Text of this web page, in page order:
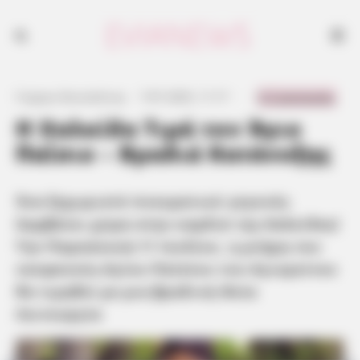
Η Χαλκίδα Τιμά τον Άγιο
Παΐσιο – Βραδιά Κατάνυξης
Ένα ξεχωριστό πνευματικό γεγονός
λαμβάνει χώρα στην καρδιά της Χαλκίδας!
Την Παρασκευή 11 Ιουλίου, η μνήμη του
νεοφανούς Αγίου Παϊσίου του Αγιορείτου